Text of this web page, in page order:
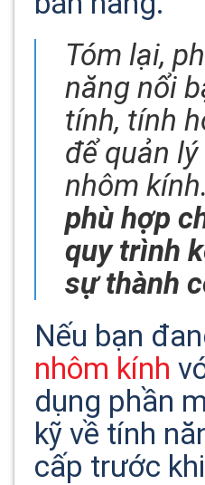
Tóm lại,
năng nổi
tính, tính
để quản
nhôm kính.
phù hợp
quy trình
sự thành
Nếu bạn
nhôm kính
dụng phần
kỹ về tính
cấp trước